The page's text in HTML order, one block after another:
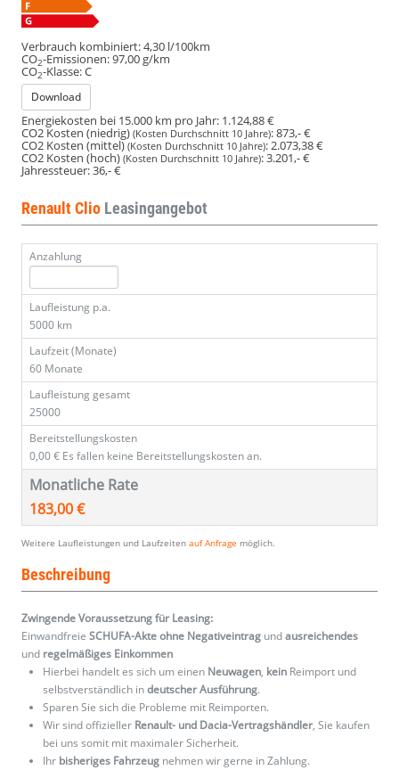
Verbrauch kombiniert:4,30 l/100km
CO2-Emissionen:97,00 g/km
CO2-Klasse:C
Download
Energiekosten bei 15.000 km pro Jahr: 1.124,88 €
CO2 Kosten (niedrig) (Kosten Durchschnitt 10 Jahre):873,- €
CO2 Kosten (mittel)(Kosten Durchschnitt 10 Jahre):2.073,38 €
CO2 Kosten (hoch) (Kosten Durchschnitt 10 Jahre):3.201,- €
Jahressteuer:36,- €
Renault Clio Leasingangebot
Anzahlung
Laufleistung p.a.
5000 km
Laufzeit (Monate)
60 Monate
Laufleistung gesamt
25000
Bereitstellungskosten
0,00 € Es fallen keine Bereitstellungskosten an.
Monatliche Rate
183,00 €
Weitere Laufleistungen und Laufzeiten auf Anfrage möglich.
Beschreibung
Zwingende Voraussetzung für Leasing:
Einwandfreie SCHUFA-Akte ohne Negativeintrag undausreichendes
und regelmäßiges Einkommen
Hierbei handelt es sich um einen Neuwagen, kein Reimport und
selbstverständlich indeutscher Ausführung.
Sparen Sie sich die Probleme mit Reimporten.
Wir sind offizieller Renault- und Dacia-Vertragshändler, Sie kaufen
bei uns somit mit maximaler Sicherheit.
Ihr bisheriges Fahrzeug nehmen wir gerne in Zahlung.